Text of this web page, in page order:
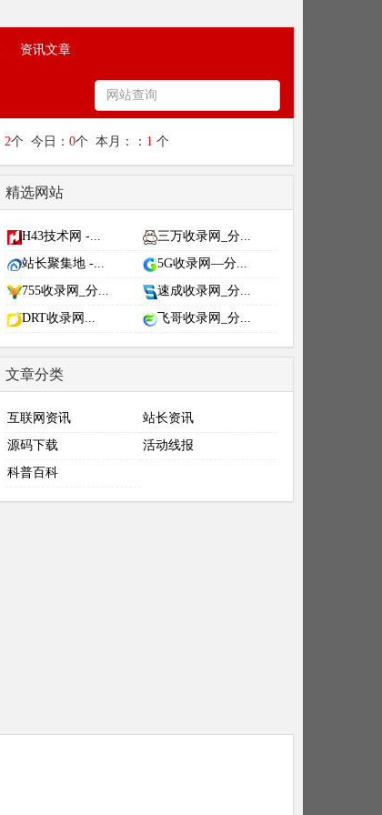
资讯文章
2个 今日： 0个 本月：： 1 个
精选网站
H43技术网 -...
三万收录网_分...
站长聚集地 -...
5G收录网—分...
755收录网_分...
速成收录网_分...
DRT收录网...
飞哥收录网_分...
文章分类
互联网资讯
站长资讯
源码下载
活动线报
科普百科